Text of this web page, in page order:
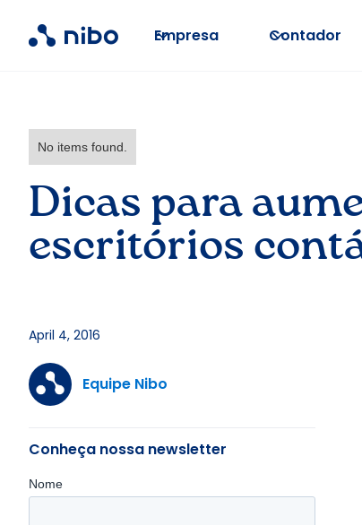
Empresa Contador
No items found.
Dicas para
escritórios
April 4, 2016
Equipe Nibo
Conheça nossa newsletter